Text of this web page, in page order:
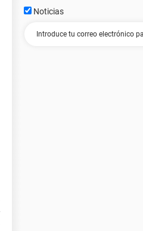
Noticias